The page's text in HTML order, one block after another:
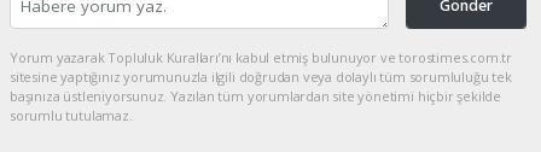
Gönder
Yorum yazarak Topluluk Kuralları’nı kabul etmiş bulunuyor ve torostimes.com.tr
sitesine yaptığınız yorumunuzla ilgili doğrudan veya dolaylı tüm sorumluluğu tek
başınıza üstleniyorsunuz. Yazılan tüm yorumlardan site yönetimi hiçbir şekilde
sorumlu tutulamaz.